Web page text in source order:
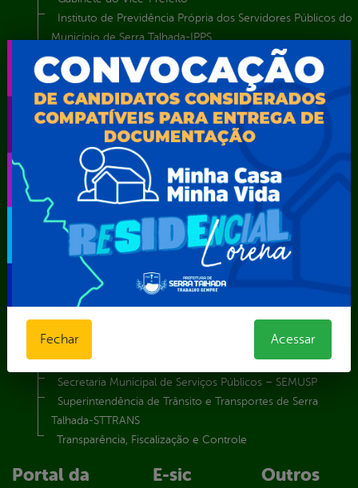
Instituto de Previdência Própria dos Servidores Públicos do
Município de Serra Talhada-IPPS
Obras e Infraestrutura
Procuradoria Geral do Município
Secretaria de Comunicação Social e Audiovisual
Secretaria de Desenvolvimento Econômico e Turismo
Secretaria de Iluminação Pública e Energia Elétrica
Secretaria Municipal da Mulher – SEMU
Secretaria Municipal de Administração – SAD
Secretaria Municipal de Agricultura e Recursos Hídricos –
SEMARH / Secretaria de Agricultura Familiar – SEMAF
Secretaria Municipal de Educação – SEST
Secretaria Municipal de Esporte e Lazer – SEMEL
Secretaria Municipal de Finanças – SECFIN
Secretaria Municipal de Governo – SEGOV
Secretaria Municipal de Meio Ambiente – SEMA
Secretaria Municipal de Planejamento e Gestão – SEPLAG
Secretaria Municipal de Relações Institucionais – SEMRI
Secretaria Municipal de Saúde – SMS
Secretaria Municipal de Serviços Públicos – SEMUSP
Superintendência de Trânsito e Transportes de Serra
Talhada-STTRANS
Transparência, Fiscalização e Controle
Portal da
E-sic
Outros
Fechar Acessar